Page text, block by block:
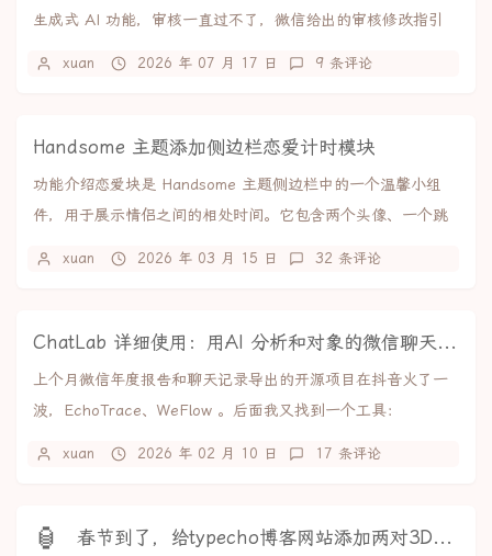
生成式 AI 功能，审核一直过不了，微信给出的审核修改指引
xuan 2026 年 07 月 17 日 9 条评论
Handsome 主题添加侧边栏恋爱计时模块
功能介绍恋爱块是 Handsome 主题侧边栏中的一个温馨小组
件，用于展示情侣之间的相处时间。它包含两个头像、一个跳
xuan 2026 年 03 月 15 日 32 条评论
ChatLab 详细使用：用AI 分析和对象的微信聊天记录
上个月微信年度报告和聊天记录导出的开源项目在抖音火了一
波，EchoTrace、WeFlow 。后面我又找到一个工具：
xuan 2026 年 02 月 10 日 17 条评论
🏮 春节到了，给typecho博客网站添加两对3D红灯笼